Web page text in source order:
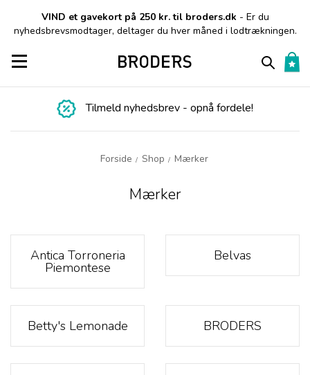
VIND et gavekort på 250 kr. til broders.dk - Er du
nyhedsbrevsmodtager, deltager du hver måned i lodtrækningen.
Toggle navigation
Tilmeld nyhedsbrev - opnå fordele!
Forside / Shop / Mærker
Mærker
Antica Torroneria
Piemontese
Belvas
Betty's Lemonade BRODERS